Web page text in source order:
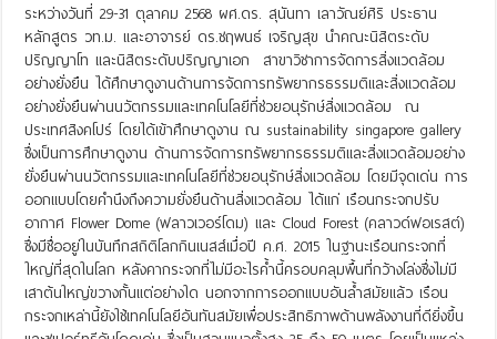
ระหว่างวันที่ 29-31 ตุลาคม 2568 ผศ.ดร. สุนันทา เลาวัณย์ศิริ ประธาน
หลักสูตร วท.ม. และอาจารย์ ดร.ชฤพนธ์ เจริญสุข นำคณะนิสิตระดับ
ปริญญาโท และนิสิตระดับปริญญาเอก สาขาวิชาการจัดการสิ่งแวดล้อม
อย่างยั่งยืน ได้ศึกษาดูงานด้านการจัดการทรัพยากรธรรมติและสิ่งแวดล้อม
อย่างยั่งยืนผ่านนวัตกรรมและเทคโนโลยีที่ช่วยอนุรักษ์สิ่งแวดล้อม ณ
ประเทศสิงคโปร์ โดยได้เข้าศึกษาดูงาน ณ sustainability singapore gallery
ซึ่งเป็นการศึกษาดูงาน ด้านการจัดการทรัพยากรธรรมติและสิ่งแวดล้อมอย่าง
ยั่งยืนผ่านนวัตกรรมและเทคโนโลยีที่ช่วยอนุรักษ์สิ่งแวดล้อม โดยมีจุดเด่น การ
ออกแบบโดยคำนึงถึงความยั่งยืนด้านสิ่งแวดล้อม ได้แก่ เรือนกระจกปรับ
อากาศ Flower Dome (ฟลาวเวอร์โดม) และ Cloud Forest (คลาวด์ฟอเรสต์)
ซึ่งมีชื่ออยู่ในบันทึกสถิติโลกกินเนสส์เมื่อปี ค.ศ. 2015 ในฐานะเรือนกระจกที่
ใหญ่ที่สุดในโลก หลังคากระจกที่ไม่มีอะไรค้ำนี้ครอบคลุมพื้นที่กว้างโล่งซึ่งไม่มี
เสาต้นใหญ่ขวางกั้นแต่อย่างใด นอกจากการออกแบบอันล้ำสมัยแล้ว เรือน
กระจกเหล่านี้ยังใช้เทคโนโลยีอันทันสมัยเพื่อประสิทธิภาพด้านพลังงานที่ดียิ่งขึ้น